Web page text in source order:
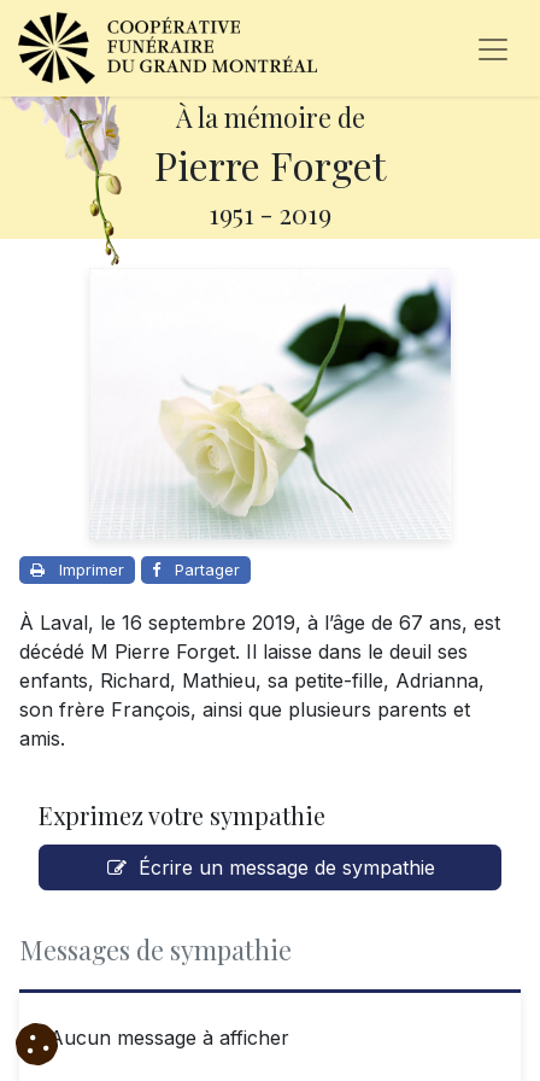
À la mémoire de
Pierre Forget
1951 - 2019
Imprimer Partager
À Laval, le 16 septembre 2019, à l’âge de 67 ans, est
décédé M Pierre Forget. Il laisse dans le deuil ses
enfants, Richard, Mathieu, sa petite-fille, Adrianna,
son frère François, ainsi que plusieurs parents et
amis.
Exprimez votre sympathie
Écrire un message de sympathie
Messages de sympathie
Aucun message à afficher